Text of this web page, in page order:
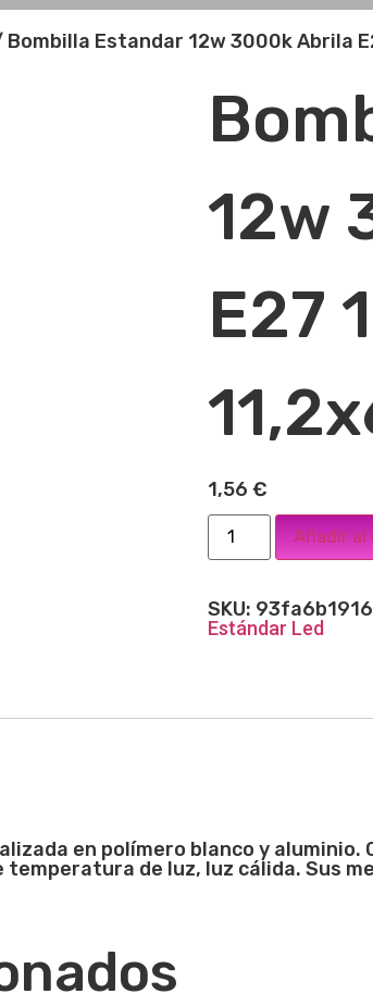
Bombilla Estandar 12w 3000k Abrila
12w
E27
1,56 €
Añadir al
SKU:
Estándar Led
en polímero blanco y
temperatura de luz, luz cálida. Sus